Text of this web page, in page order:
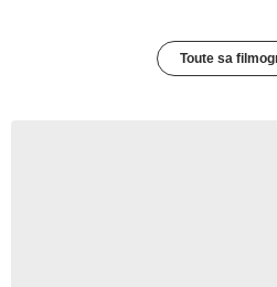
Toute sa